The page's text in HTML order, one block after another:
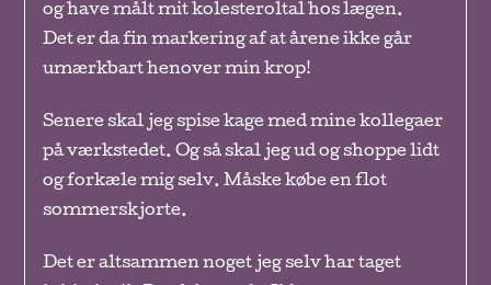
og have målt mit kolesteroltal hos lægen.
Det er da fin markering af at årene ikke går
umærkbart henover min krop!
Senere skal jeg spise kage med mine kollegaer
på værkstedet. Og så skal jeg ud og shoppe lidt
og forkæle mig selv. Måske købe en flot
sommerskjorte.
Det er altsammen noget jeg selv har taget